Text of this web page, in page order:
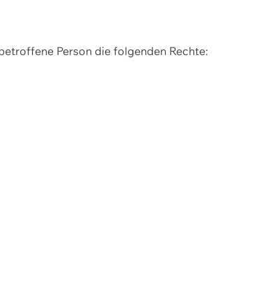
Person die folgenden Rechte: